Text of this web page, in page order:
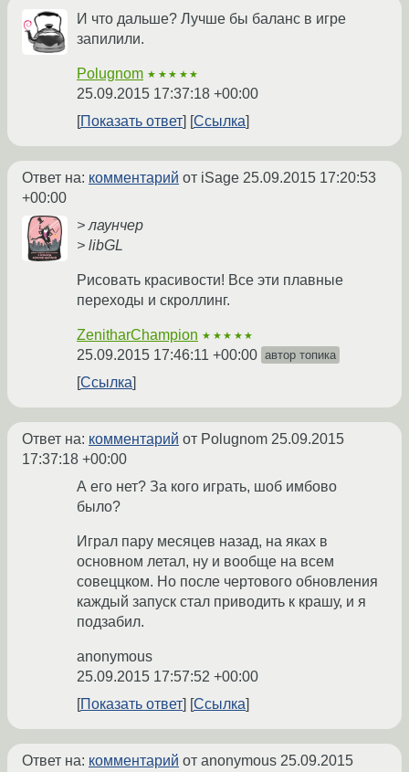
И что дальше? Лучше бы баланс в игре
запилили.
Polugnom ★★★★★
25.09.2015 17:37:18 +00:00
Показать ответ
Ссылка
Ответ на: комментарий от iSage 25.09.2015 17:20:53
+00:00
> лаунчер
> libGL
Рисовать красивости! Все эти плавные
переходы и скроллинг.
ZenitharChampion ★★★★★
25.09.2015 17:46:11 +00:00 автор топика
Ссылка
Ответ на: комментарий от Polugnom 25.09.2015
17:37:18 +00:00
А его нет? За кого играть, шоб имбово
было?
Играл пару месяцев назад, на яках в
основном летал, ну и вообще на всем
совеццком. Но после чертового обновления
каждый запуск стал приводить к крашу, и я
подзабил.
anonymous
25.09.2015 17:57:52 +00:00
Показать ответ
Ссылка
Ответ на: комментарий от anonymous 25.09.2015